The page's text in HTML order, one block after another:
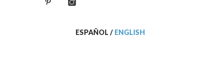
ESPAÑOL / ENGLISH